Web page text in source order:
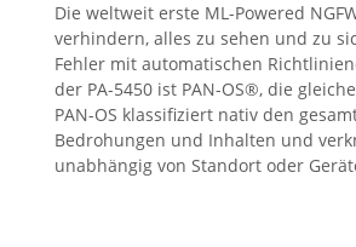
Die weltweit erste ML-Powered
verhindern, alles zu sehen und zu
Fehler mit automatischen
der PA-5450 ist PAN-OS®, die
PAN-OS klassifiziert nativ den
Bedrohungen und Inhalten und
unabhängig von Standort oder